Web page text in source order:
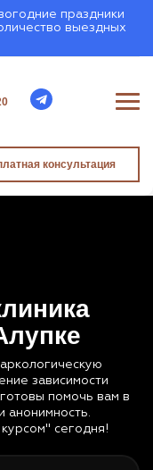
праздники
выездных
консультация
зависимости
помочь вам в
сегодня!